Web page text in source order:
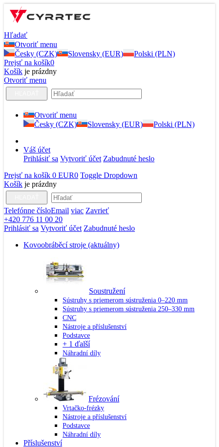
Hľadať
Otvoriť menu
Česky (CZK)
Slovensky (EUR)
Polski (PLN)
Prejsť na košík0
Košík je prázdny
Otvoriť menu
Otvoriť menu
Česky (CZK)
Slovensky (EUR) Polski (PLN)
Váš účet
Prihlásiť sa Vytvoriť účet Zabudnuté heslo
Prejsť na košík 0 EUR0 Toggle Dropdown
Košík je prázdny
Telefónne čísloEmail viac Zavrieť
+420 776 11 00 20
Prihlásiť sa Vytvoriť účet Zabudnuté heslo
Kovoobráběcí stroje (aktuálny)
Soustružení
Sústruhy s priemerom sústruženia 0–220 mm
Sústruhy s priemerom sústruženia 250–330 mm
CNC
Nástroje a příslušenství
Podstavce
+ 1 ďalší
Náhradní díly
Frézování
Vrtačko-frézky
Nástroje a příslušenství
Podstavce
Náhradní díly
Příslušenství